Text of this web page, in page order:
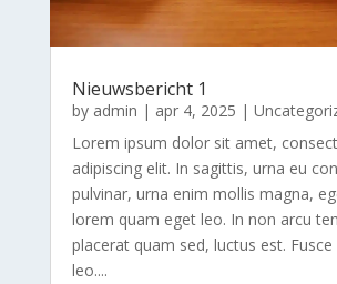
Nieuwsbericht 1
by admin | apr 4, 2025 |
Lorem ipsum dolor sit amet,
adipiscing elit. In sagittis, urna eu
pulvinar, urna enim mollis magna,
lorem quam eget leo. In non arcu
placerat quam sed, luctus est.
leo....